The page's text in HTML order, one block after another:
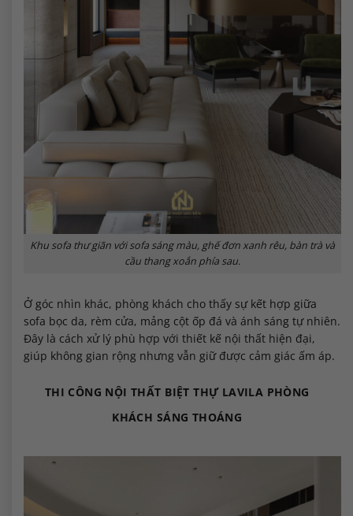
Khu sofa thư giãn với sofa sáng màu, ghế đơn xanh rêu, bàn trà và
cầu thang xoắn phía sau.
Ở góc nhìn khác, phòng khách cho thấy sự kết hợp giữa
sofa bọc da, rèm cửa, mảng cột ốp đá và ánh sáng tự nhiên.
Đây là cách xử lý phù hợp với thiết kế nội thất hiện đại,
giúp không gian rộng nhưng vẫn giữ được cảm giác ấm áp.
THI CÔNG NỘI THẤT BIỆT THỰ LAVILA PHÒNG
KHÁCH SÁNG THOÁNG